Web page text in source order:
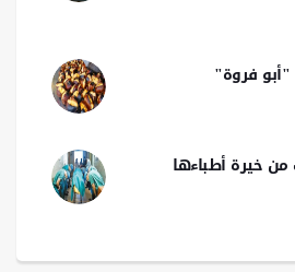
فروة"
خيرة أطباءها